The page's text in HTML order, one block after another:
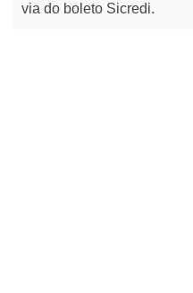
via do boleto Sicredi.